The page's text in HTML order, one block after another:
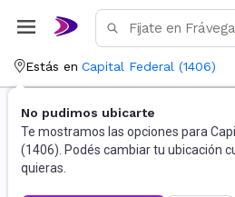
Estás en Capital Federal (1406)
No pudimos ubicarte
Te mostramos las opciones para
(1406). Podés cambiar tu ubicación
quieras.